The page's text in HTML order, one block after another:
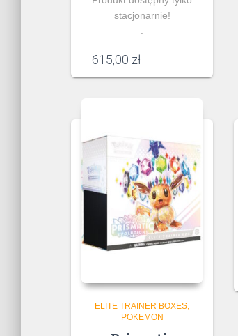
stacjonarnie!
615,00 zł
ELITE TRAINER BOXES
POKEMON